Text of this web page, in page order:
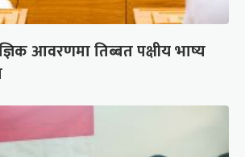
आवरणमा तिब्बत पक्षीय भाष्य